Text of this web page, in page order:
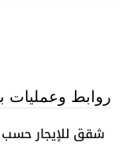
روابط وعمليات
شقق للإيجار